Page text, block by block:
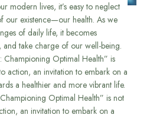
modern lives, it’s easy to neglect
our existence—our health. As we
of daily life, it becomes
and take charge of our well-being.
Championing Optimal Health” is
action, an invitation to embark on a
a healthier and more vibrant life.
Optimal Health” is not
an invitation to embark on a